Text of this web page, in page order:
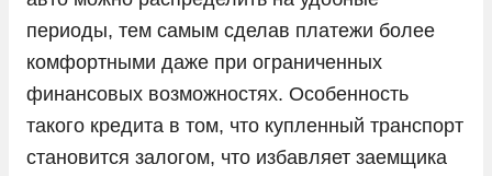
Livan
LiXiang
Mercedes-Benz
Mini
периоды, тем самым сделав платежи более
комфортными даже при ограниченных
финансовых возможностях. Особенность
такого кредита в том, что купленный транспорт
становится залогом, что избавляет заемщика